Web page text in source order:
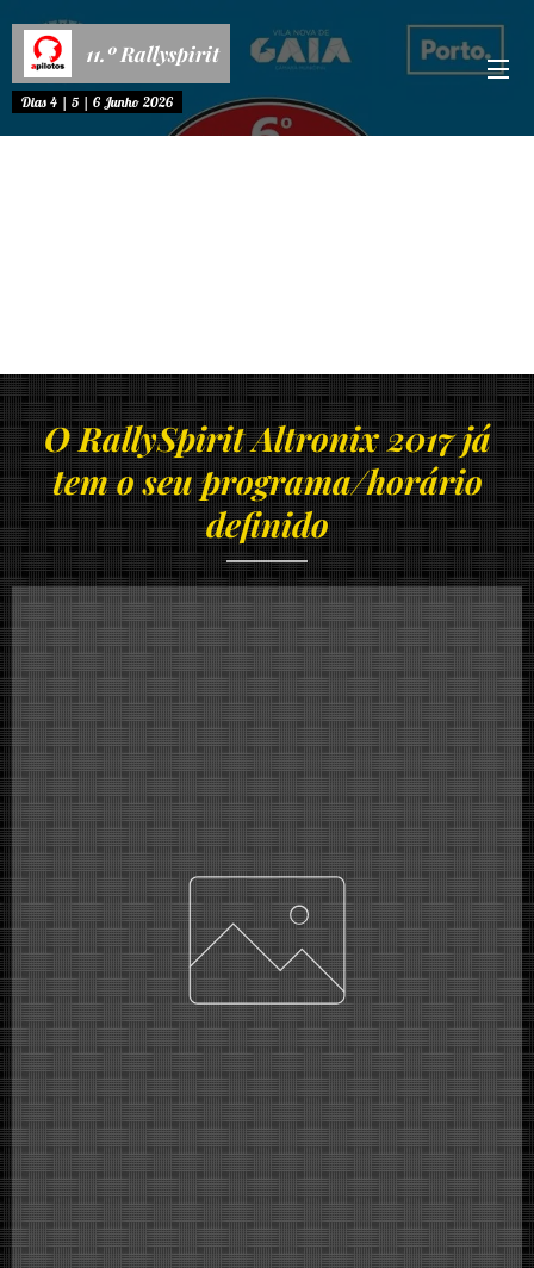
11.º Rallyspirit
Dias 4 | 5 | 6 Junho 2026
O RallySpirit Altronix 2017 já
tem o seu programa/horário
definido